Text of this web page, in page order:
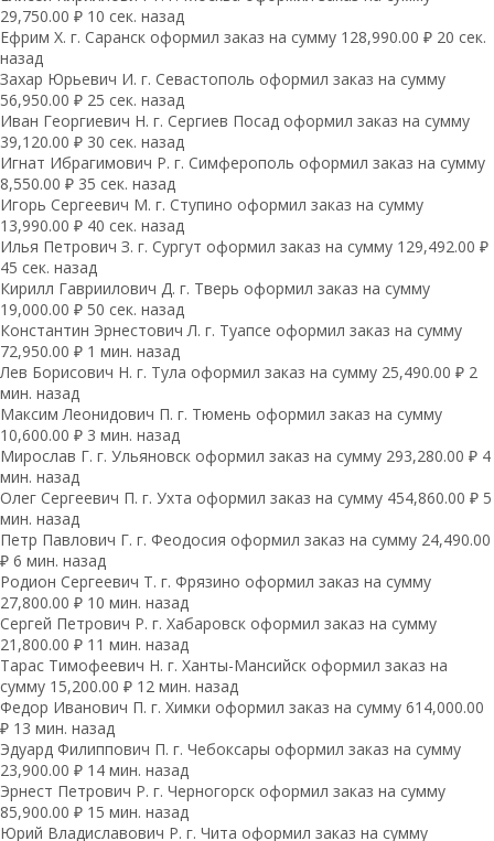
29,750.00 ₽ 10 сек. назад
Ефрим Х. г. Саранск оформил заказ на сумму 128,990.00 ₽ 20 сек.
назад
Захар Юрьевич И. г. Севастополь оформил заказ на сумму
56,950.00 ₽ 25 сек. назад
Иван Георгиевич Н. г. Сергиев Посад оформил заказ на сумму
39,120.00 ₽ 30 сек. назад
Игнат Ибрагимович Р. г. Симферополь оформил заказ на сумму
8,550.00 ₽ 35 сек. назад
Игорь Сергеевич М. г. Ступино оформил заказ на сумму
13,990.00 ₽ 40 сек. назад
Илья Петрович З. г. Сургут оформил заказ на сумму 129,492.00 ₽
45 сек. назад
Кирилл Гавриилович Д. г. Тверь оформил заказ на сумму
19,000.00 ₽ 50 сек. назад
Константин Эрнестович Л. г. Туапсе оформил заказ на сумму
72,950.00 ₽ 1 мин. назад
Лев Борисович Н. г. Тула оформил заказ на сумму 25,490.00 ₽ 2
мин. назад
Максим Леонидович П. г. Тюмень оформил заказ на сумму
10,600.00 ₽ 3 мин. назад
Мирослав Г. г. Ульяновск оформил заказ на сумму 293,280.00 ₽ 4
мин. назад
Олег Сергеевич П. г. Ухта оформил заказ на сумму 454,860.00 ₽ 5
мин. назад
Петр Павлович Г. г. Феодосия оформил заказ на сумму 24,490.00
₽ 6 мин. назад
Родион Сергеевич Т. г. Фрязино оформил заказ на сумму
27,800.00 ₽ 10 мин. назад
Сергей Петрович Р. г. Хабаровск оформил заказ на сумму
21,800.00 ₽ 11 мин. назад
Тарас Тимофеевич Н. г. Ханты-Мансийск оформил заказ на
сумму 15,200.00 ₽ 12 мин. назад
Федор Иванович П. г. Химки оформил заказ на сумму 614,000.00
₽ 13 мин. назад
Эдуард Филиппович П. г. Чебоксары оформил заказ на сумму
23,900.00 ₽ 14 мин. назад
Эрнест Петрович Р. г. Черногорск оформил заказ на сумму
85,900.00 ₽ 15 мин. назад
Юрий Владиславович Р. г. Чита оформил заказ на сумму